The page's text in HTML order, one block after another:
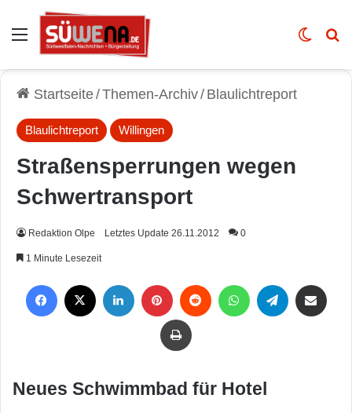
Auswahl Skin
Startseite/Themen-Archiv/ Blaulichtreport
Blaulichtreport Willingen
Straßensperrungen wegen
Schwertransport
Redaktion Olpe Letztes Update 26.11.2012 0
1 Minute Lesezeit
Drucken
Neues Schwimmbad für Hotel